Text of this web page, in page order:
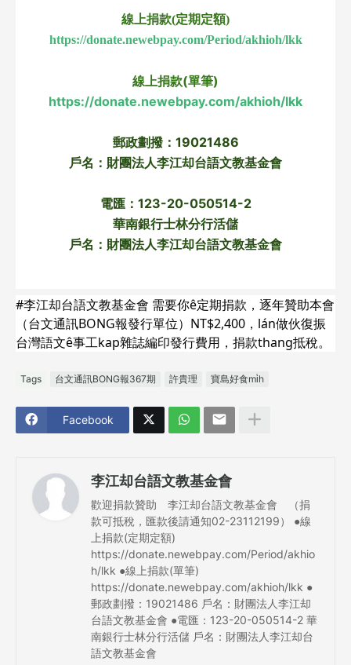
線上捐款(定期定額)
https://donate.newebpay.com/Period/akhioh/lkk
線上捐款(單筆)
https://donate.newebpay.com/akhioh/lkk
郵政劃撥：19021486
戶名：財團法人李江却台語文教基金會
電匯：123-20-050514-2
華南銀行士林分行活儲
戶名：財團法人李江却台語文教基金會
#李江却台語文教基金會 需要你ê定期捐款，逐年贊助本會
（台文通訊BONG報發行單位）NT$2,400，lán做伙復振
台灣語文ê事工kap雜誌編印發行費用，捐款thang抵稅。
Tags 台文通訊BONG報367期 許貴理 寶島好食mi̍h
Facebook
李江却台語文教基金會
歡迎捐款贊助 李江却台語文教基金會 （捐
款可抵稅，匯款後請通知02-23112199） ●線
上捐款(定期定額)
https://donate.newebpay.com/Period/akhio
h/lkk ●線上捐款(單筆)
https://donate.newebpay.com/akhioh/lkk ●
郵政劃撥：19021486 戶名：財團法人李江却
台語文教基金會 ●電匯：123-20-050514-2 華
南銀行士林分行活儲 戶名：財團法人李江却台
語文教基金會